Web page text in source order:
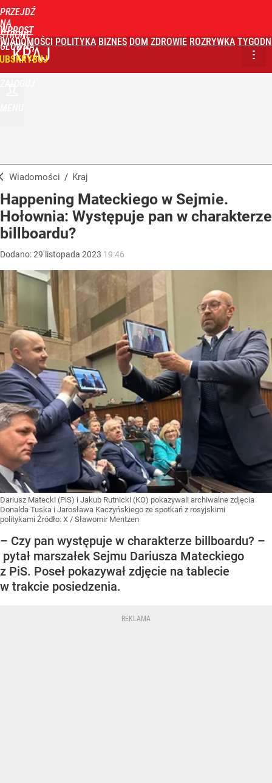
PRZEJDŹ
NA
STRONĘ
GŁÓWNĄ
WPROST
WIADOMOŚCI POLITYKA BIZNES DOM ZDROWIE ROZRYWKA
KRAJ
Wiadomości / Kraj
Happening Mateckiego w Sejmie.
Hołownia: Występuje pan w charakterze
billboardu?
Dodano:29 listopada 2023 19:46
Dariusz Matecki (PiS) i Jakub Rutnicki (KO) pokazywali archiwalne zdjęcia
Donalda Tuska i Jarosława Kaczyńskiego ze spotkań z rosyjskimi
politykami Źródło: X / Sławomir Mentzen
– Czy pan występuje w charakterze billboardu? –
pytał marszałek Sejmu Dariusza Mateckiego
z PiS. Poseł pokazywał zdjęcie na tablecie
w trakcie posiedzenia.